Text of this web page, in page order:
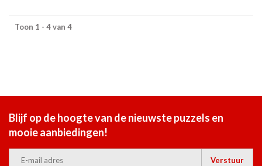
Toon 1 - 4 van 4
Blijf op de hoogte van de nieuwste puzzels en
mooie aanbiedingen!
Verstuur